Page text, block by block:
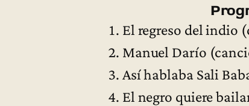
El regreso del indio
Manuel Darío
Así hablaba Sali
El negro quiere